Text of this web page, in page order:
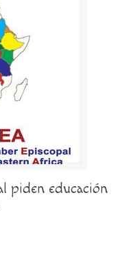
piden educación